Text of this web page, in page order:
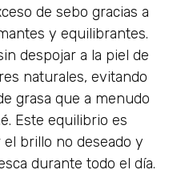
de sebo gracias a
y equilibrantes.
despojar a la piel de
naturales, evitando
grasa que a menudo
Este equilibrio es
brillo no deseado y
durante todo el día.